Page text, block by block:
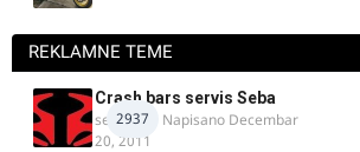
REKLAMNE TEME
2937
Crash bars servis Seba
seba011 · Napisano Decembar
20, 2011